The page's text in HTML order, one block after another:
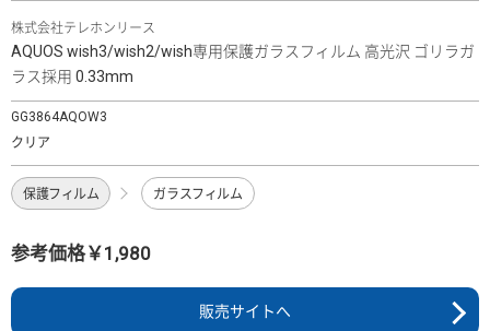
株式会社テレホンリース
AQUOS wish3/wish2/wish専用保護ガラスフィルム 高光沢 ゴリラガ
ラス採用 0.33mm
GG3864AQOW3
クリア
保護フィルム ガラスフィルム
参考価格￥1,980
販売サイトへ